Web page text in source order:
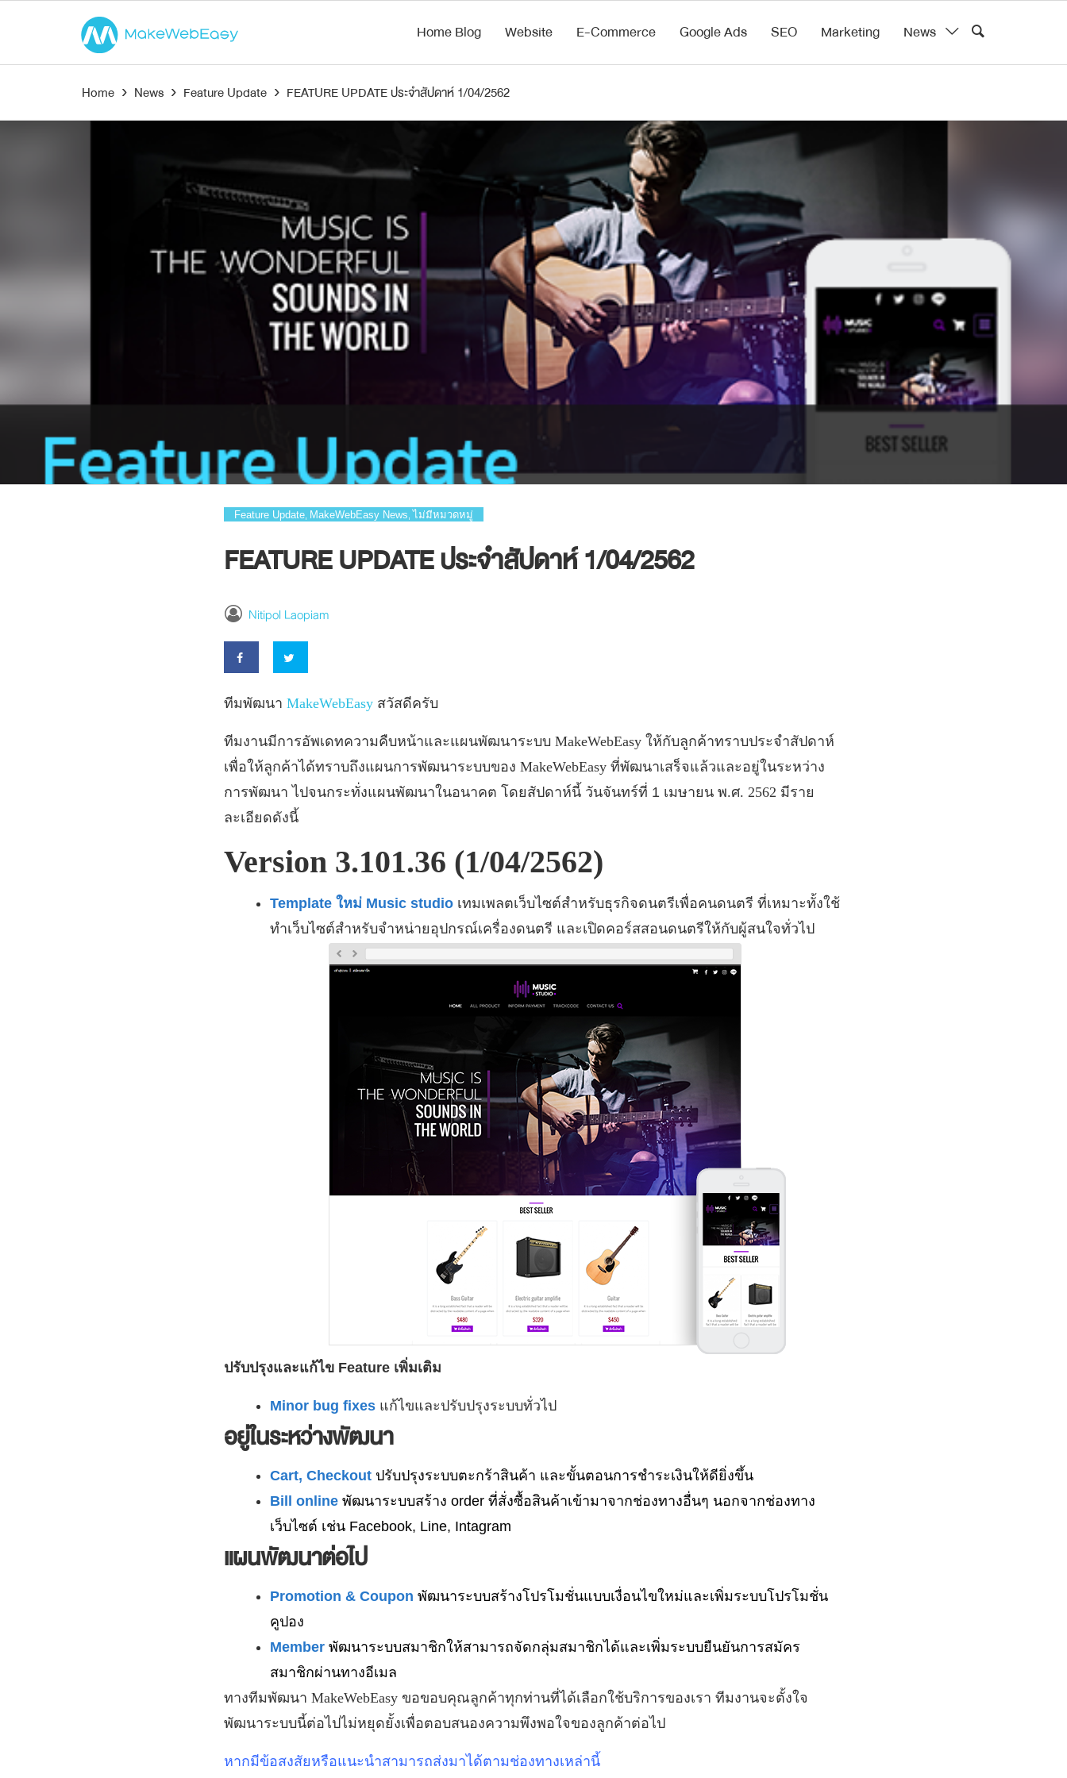
Home Blog Website E-Commerce Google Ads SEO Marketing News
Home › News › Feature Update › FEATURE UPDATE ประจำสัปดาห์ 1/04/2562
Feature Update MakeWebEasy News ไม่มีหมวดหมู่
FEATURE UPDATE ประจำสัปดาห์ 1/04/2562
Nitipol Laopiam
ทีมพัฒนา MakeWebEasy สวัสดีครับ
ทีมงานมีการอัพเดทความคืบหน้าและแผนพัฒนาระบบ MakeWebEasy ให้กับลูกค้าทราบประจำสัปดาห์
เพื่อให้ลูกค้าได้ทราบถึงแผนการพัฒนาระบบของ MakeWebEasy ที่พัฒนาเสร็จแล้วและอยู่ในระหว่าง
การพัฒนา ไปจนกระทั่งแผนพัฒนาในอนาคต โดยสัปดาห์นี้ วันจันทร์ที่ 1 เมษายน พ.ศ. 2562 มีราย
ละเอียดดังนี้
Version 3.101.36 (1/04/2562)
Template ใหม่ Music studio เทมเพลตเว็บไซต์สำหรับธุรกิจดนตรีเพื่อคนดนตรี ที่เหมาะทั้งใช้
ทำเว็บไซต์สำหรับจำหน่ายอุปกรณ์เครื่องดนตรี และเปิดคอร์สสอนดนตรีให้กับผู้สนใจทั่วไป
ปรับปรุงและแก้ไข Feature เพิ่มเติม
Minor bug fixes แก้ไขและปรับปรุงระบบทั่วไป
อยู่ในระหว่างพัฒนา
Cart, Checkout ปรับปรุงระบบตะกร้าสินค้า และขั้นตอนการชำระเงินให้ดียิ่งขึ้น
Bill online พัฒนาระบบสร้าง order ที่สั่งซื้อสินค้าเข้ามาจากช่องทางอื่นๆ นอกจากช่องทาง
เว็บไซต์ เช่น Facebook, Line, Intagram
แผนพัฒนาต่อไป
Promotion & Coupon พัฒนาระบบสร้างโปรโมชั่นแบบเงื่อนไขใหม่และเพิ่มระบบโปรโมชั่น
คูปอง
Member พัฒนาระบบสมาชิกให้สามารถจัดกลุ่มสมาชิกได้และเพิ่มระบบยืนยันการสมัคร
สมาชิกผ่านทางอีเมล
ทางทีมพัฒนา MakeWebEasy ขอขอบคุณลูกค้าทุกท่านที่ได้เลือกใช้บริการของเรา ทีมงานจะตั้งใจ
พัฒนาระบบนี้ต่อไปไม่หยุดยั้งเพื่อตอบสนองความพึงพอใจของลูกค้าต่อไป
หากมีข้อสงสัยหรือแนะนำสามารถส่งมาได้ตามช่องทางเหล่านี้